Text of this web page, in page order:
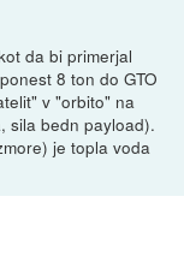
da bi primerjal
8 ton do GTO
v "orbito" na
sila bedn payload).
je topla voda